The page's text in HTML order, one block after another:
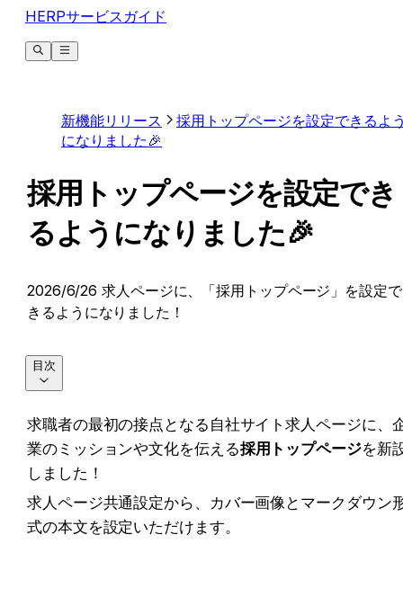
HERPサービスガイド
新機能リリース
採用トップページを設定できるよ
になりました🎉
採用トップページを設定でき
るようになりました🎉
2026/6/26 求人ページに、「採用トップページ」を設定で
きるようになりました！
求職者の最初の接点となる自社サイト求人ページに、
業のミッションや文化を伝える採用トップページを新
しました！
求人ページ共通設定から、カバー画像とマークダウン
式の本文を設定いただけます。
目次